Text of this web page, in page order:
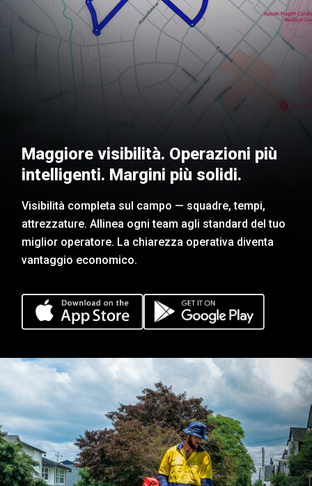
Maggiore visibilità. Operazioni più
intelligenti. Margini più solidi.
Visibilità completa sul campo — squadre, tempi,
attrezzature. Allinea ogni team agli standard del tuo
miglior operatore. La chiarezza operativa diventa
vantaggio economico.